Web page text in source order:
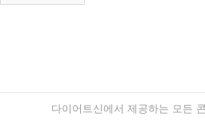
다이어트신에서 제공하는 모든